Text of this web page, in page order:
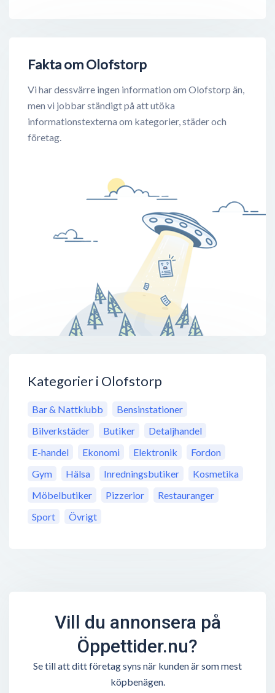
Fakta om Olofstorp
Vi har dessvärre ingen information om Olofstorp än,
men vi jobbar ständigt på att utöka
informationstexterna om kategorier, städer och
företag.
Kategorier i Olofstorp
Bar & Nattklubb
Bensinstationer
Bilverkstäder
Butiker
Detaljhandel
E-handel
Ekonomi Elektronik
Fordon
Gym
Hälsa Inredningsbutiker
Kosmetika
Möbelbutiker
Pizzerior
Restauranger
Sport
Övrigt
Vill du annonsera på
Öppettider.nu?
Se till att ditt företag syns när kunden är som mest
köpbenägen.